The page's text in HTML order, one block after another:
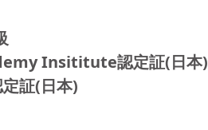
Insititute認定証(日本)
証(日本)